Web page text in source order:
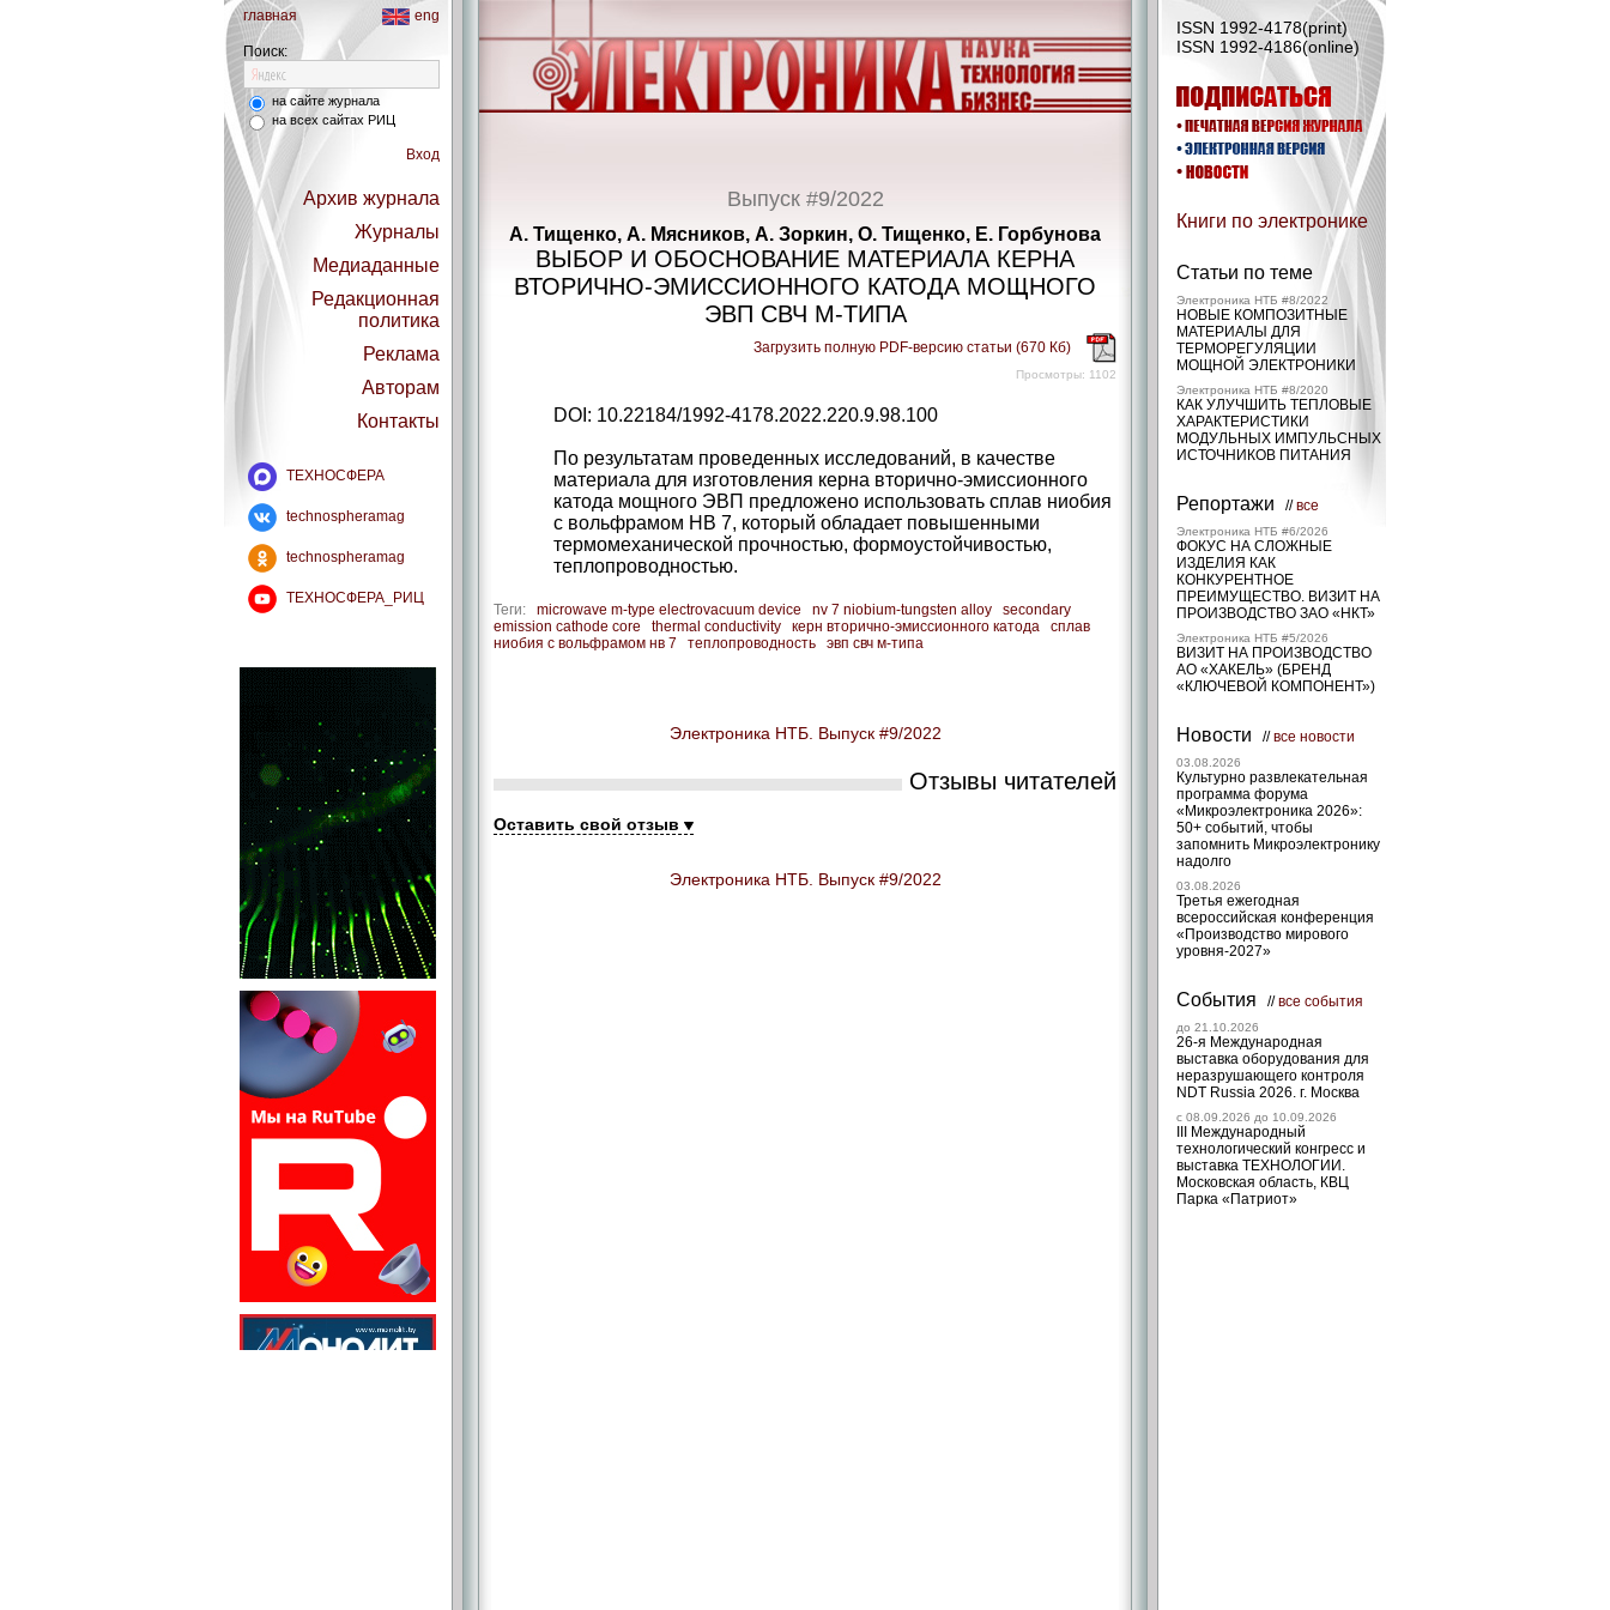
главная eng
Поиск:
на сайте журнала
на всех сайтах РИЦ
Вход
Архив журнала
Журналы
Медиаданные
Редакционная
политика
Реклама
Авторам
Контакты
ТЕХНОСФЕРА
technospheramag
technospheramag
ТЕХНОСФЕРА_РИЦ
ISSN 1992-4178(print)
ISSN 1992-4186(online)
Книги по электронике
Статьи по теме
Электроника НТБ #8/2022
НОВЫЕ КОМПОЗИТНЫЕ
МАТЕРИАЛЫ ДЛЯ
ТЕРМОРЕГУЛЯЦИИ
МОЩНОЙ ЭЛЕКТРОНИКИ
Электроника НТБ #8/2020
КАК УЛУЧШИТЬ ТЕПЛОВЫЕ
ХАРАКТЕРИСТИКИ
МОДУЛЬНЫХ ИМПУЛЬСНЫХ
ИСТОЧНИКОВ ПИТАНИЯ
Репортажи //все
Электроника НТБ #6/2026
ФОКУС НА СЛОЖНЫЕ
ИЗДЕЛИЯ КАК
КОНКУРЕНТНОЕ
ПРЕИМУЩЕСТВО. ВИЗИТ НА
ПРОИЗВОДСТВО ЗАО «НКТ»
Электроника НТБ #5/2026
ВИЗИТ НА ПРОИЗВОДСТВО
АО «ХАКЕЛЬ» (БРЕНД
«КЛЮЧЕВОЙ КОМПОНЕНТ»)
Новости //все новости
03.08.2026
Культурно развлекательная
программа форума
«Микроэлектроника 2026»:
50+ событий, чтобы
запомнить Микроэлектронику
надолго
03.08.2026
Третья ежегодная
всероссийская конференция
«Производство мирового
уровня-2027»
События //все события
до 21.10.2026
26-я Международная
выставка оборудования для
неразрушающего контроля
NDT Russia 2026. г. Москва
c 08.09.2026 до 10.09.2026
III Международный
технологический конгресс и
выставка ТЕХНОЛОГИИ.
Московская область, КВЦ
Парка «Патриот»
Выпуск #9/2022
А. Тищенко, А. Мясников, А. Зоркин, О. Тищенко, Е. Горбунова
ВЫБОР И ОБОСНОВАНИЕ МАТЕРИАЛА КЕРНА
ВТОРИЧНО-­ЭМИССИОННОГО КАТОДА МОЩНОГО
ЭВП СВЧ М-ТИПА
Загрузить полную PDF-версию статьи (670 Кб)
Просмотры: 1102
DOI: 10.22184/1992-4178.2022.220.9.98.100
По результатам проведенных исследований, в качестве
материала для изготовления керна вторично-­эмиссионного
катода мощного ЭВП предложено использовать сплав ниобия
с вольфрамом НВ 7, который обладает повышенными
термомеханической прочностью, формоустойчивостью,
теплопроводностью.
Теги: microwave m-type electrovacuum device nv 7 niobium-­tungsten alloy
secondary
emission cathode core
thermal conductivity керн вторично-­эмиссионного катода
сплав
ниобия с вольфрамом нв 7
теплопроводность эвп свч м-типа
Электроника НТБ. Выпуск #9/2022
Отзывы читателей
Оставить свой отзыв
Электроника НТБ. Выпуск #9/2022